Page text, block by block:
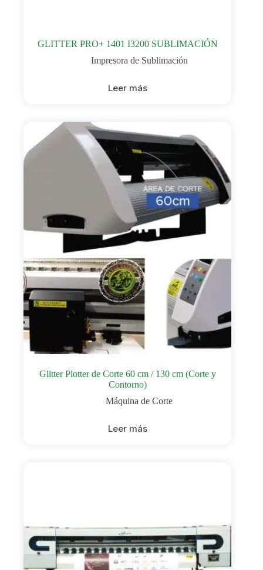
GLITTER PRO+ 1401 I3200 SUBLIMACIÓN
Impresora de Sublimación
Leer más
Glitter Plotter de Corte 60 cm / 130 cm (Corte y
Contorno)
Máquina de Corte
Leer más